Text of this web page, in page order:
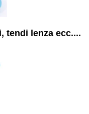
tendi lenza ecc....